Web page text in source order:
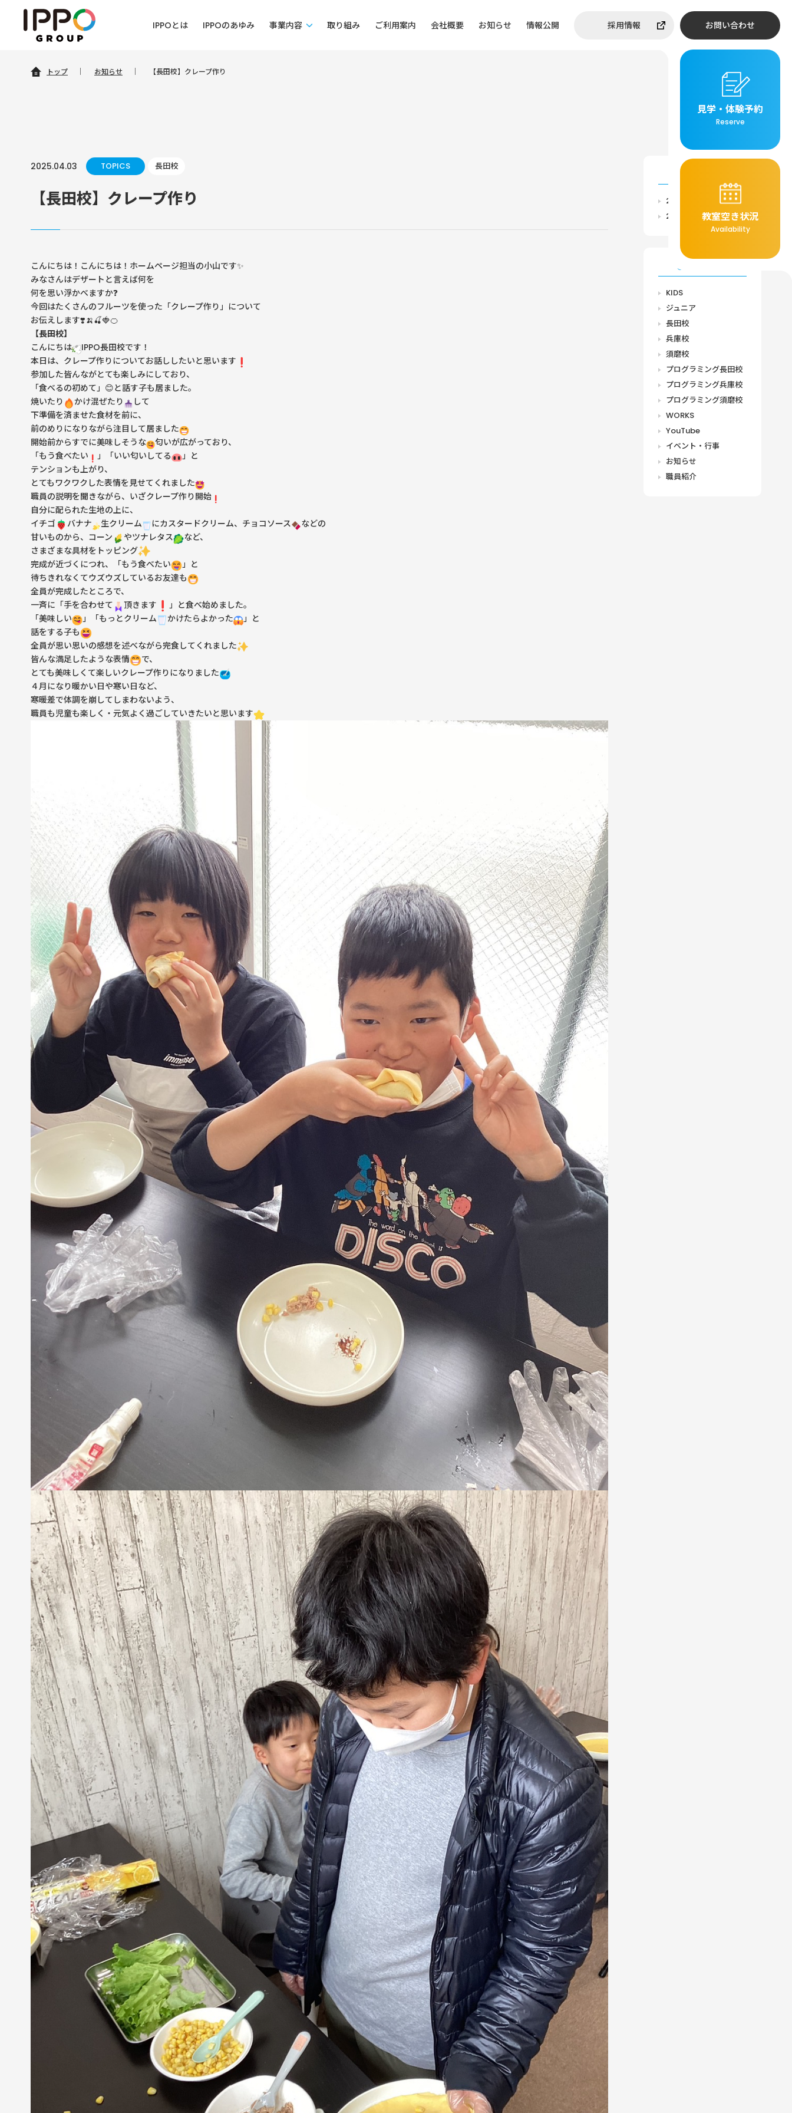
IPPOとは IPPOのあゆみ 事業内容 取り組み ご利用案内 会社概要 お知らせ 情報公開 採用情報 お問い合わせ
見学・体験予約
Reserve
教室空き状況
Availability
トップ お知らせ 【長田校】クレープ作り
2025.04.03 TOPICS 長田校
【長田校】クレープ作り
こんにちは！こんにちは！ホームページ担当の小山です✨
みなさんはデザートと言えば何を
何を思い浮かべますか❓
今回はたくさんのフルーツを使った「クレープ作り」について
お伝えします❣️🍌🍒🍓🍊
【長田校】
こんにちは
IPPO長田校です！
本日は、クレープ作りについてお話ししたいと思います
参加した皆んながとても楽しみにしており、
「食べるの初めて」😊と話す子も居ました。
焼いたり
かけ混ぜたり
して
下準備を済ませた食材を前に、
前のめりになりながら注目して居ました
開始前からすでに美味しそうな
匂いが広がっており、
「もう食べたい
️」「いい匂いしてる
」と
テンションも上がり、
とてもワクワクした表情を見せてくれました
職員の説明を聞きながら、いざクレープ作り開始
自分に配られた生地の上に、
イチゴ
バナナ 生クリーム にカスタードクリーム、チョコソース
などの
甘いものから、コーン
やツナレタス
など、
さまざまな具材をトッピング
完成が近づくにつれ、「もう食べたい
」と
待ちきれなくてウズウズしているお友達も
全員が完成したところで、
一斉に「手を合わせて
頂きます
️」と食べ始めました。
「美味しい
」「もっとクリーム かけたらよかった
」と
話をする子も
全員が思い思いの感想を述べながら完食してくれました
皆んな満足したような表情
で、
とても美味しくて楽しいクレープ作りになりました
４月になり暖かい日や寒い日など、
寒暖差で体調を崩してしまわないよう、
職員も児童も楽しく・元気よく過ごしていきたいと思います
2026年
2025年
CATEGORY
KIDS
ジュニア
長田校
兵庫校
須磨校
プログラミング長田校
プログラミング兵庫校
プログラミング須磨校
WORKS
YouTube
イベント・行事
お知らせ
職員紹介